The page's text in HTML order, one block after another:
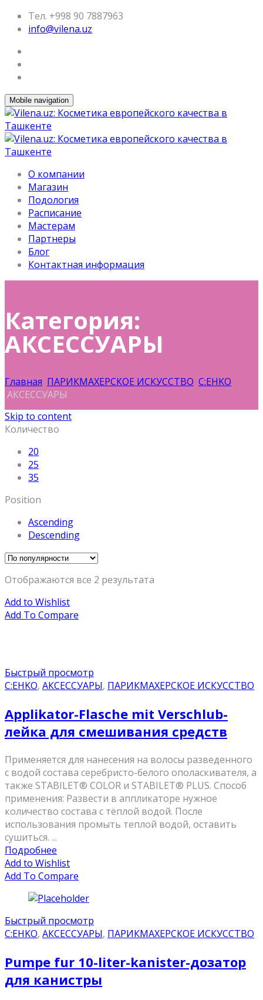
Тел. +998 90 7887963
info@vilena.uz
Mobile navigation
О компании
Магазин
Подология
Расписание
Мастерам
Партнеры
Блог
Контактная информация
Категория:
АКСЕССУАРЫ
Главная ПАРИКМАХЕРСКОЕ ИСКУССТВО C:EHKO
АКСЕССУАРЫ
Skip to content
Количество
20
25
35
Position
Ascending
Descending
Отображаются все 2 результата
Add to Wishlist
Add To Compare
Быстрый просмотр
C:EHKO, АКСЕССУАРЫ, ПАРИКМАХЕРСКОЕ ИСКУССТВО
Applikator-Flasche mit Verschlub-
лейка для смешивания средств
Применяется для нанесения на волосы разведенного
с водой состава серебристо-белого ополаскивателя, а
также STABILET® COLOR и STABILET® PLUS. Способ
применения: Развести в аппликаторе нужное
количество состава с тёплой водой. После
использования промыть теплой водой, оставить
сушиться. ...
Подробнее
Add to Wishlist
Add To Compare
Быстрый просмотр
C:EHKO, АКСЕССУАРЫ, ПАРИКМАХЕРСКОЕ ИСКУССТВО
Pumpe fur 10-liter-kanister-дозатор
для канистры